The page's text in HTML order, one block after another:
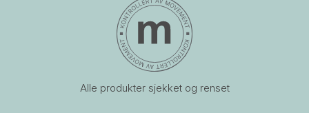
Alle produkter sjekket og renset